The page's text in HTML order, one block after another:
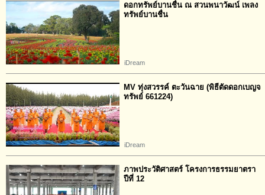
ดอกทรัพย์บานชื่น ณ สวนพนาวัฒน์ เพลง
ทรัพย์บานชื่น
iDream
MV ทุ่งสวรรค์ ตะวันฉาย (พิธีตัดดอกเบญจ
ทรัพย์ 661224)
iDream
ภาพประวัติศาสตร์ โครงการธรรมยาตรา
ปีที่ 12